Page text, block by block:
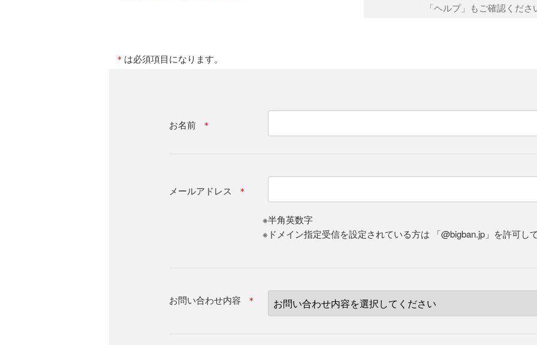
「ヘルプ」もご確認くださ
＊ は必須項目になります。
お名前 ＊
メールアドレス ＊
※半角英数字
※ドメイン指定受信を設定されている方は 「@bigban.jp」を許可し
お問い合わせ内容 ＊